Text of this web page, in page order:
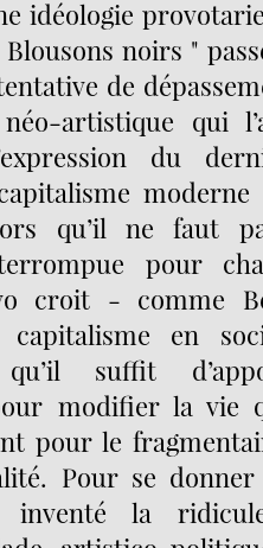
idéologie
noirs "
de
artistique qui
du
qu’il ne faut
pour
croit - comme
en
suffit
modifier la vie
pour le
Pour se
inventé la